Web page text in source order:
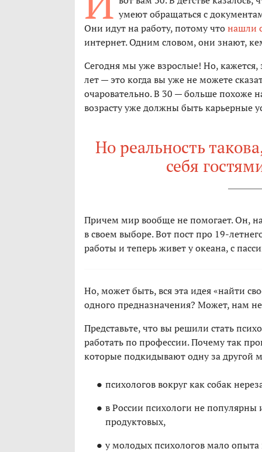
умеют обращаться с
Они идут на работу, потому чтонашли
интернет. Одним словом, они знают,
Сегодня мы уже взрослые! Но,
лет — это когда вы уже не можете
очаровательно. В 30 — больше похоже
возрасту уже должны быть карьерные
Но реальность
себя
Причем мир вообще не помогает. Он,
в своем выборе. Вот пост про 19-
работы и теперь живет у океана, с
Но, может быть, вся эта идея «найти
одного предназначения? Может, нам
Представьте, что вы решили стать
работать по профессии. Почему так
которые подкидывают одну за другой
психологов вокруг как собак
в России психологи не популярны
продуктовых,
у молодых психологов мало